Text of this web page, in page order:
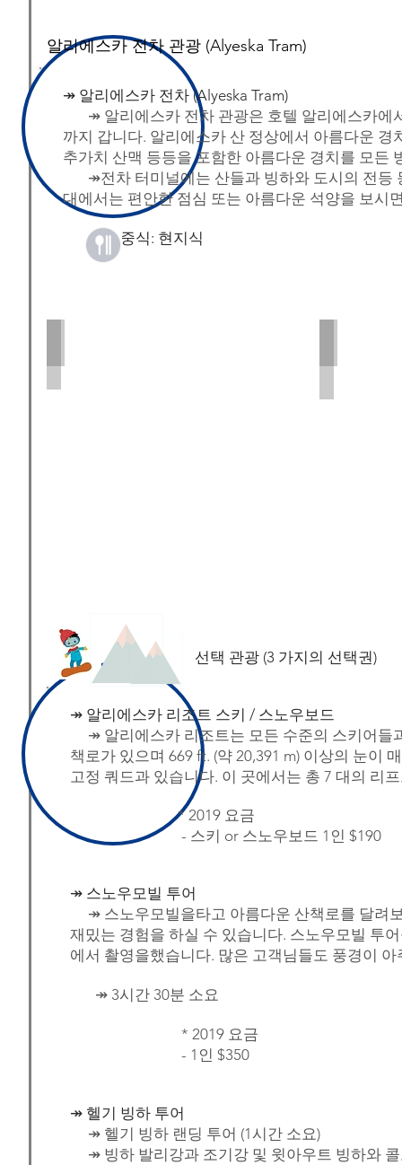
​알리에스카 전차 관광 (Alyeska Tram)
↠ 알리에스카 전차 (Alyeska Tram)
↠ 알리에스카 전차 관광은 호텔 알리에스카에
까지 갑니다. 알리에스카 산 정상에서 아름다운
추가치 산맥 등등을 포함한 아름다운 경치를 모든
↠전차 터미널에는 산들과 빙하와 도시의 전등
대에서는 편안한 점심 또는 아름다운 석양을 보시
​ 중식: 현지식
선택 관광 (3 가지의 선택권)
↠ 알리에스카 리조트 스키 / 스노우보드
↠ 알리에스카 리조트는 모든 수준의 스키어들
책로가 있으며 669 ft. (약 20,391 m) 이상의 눈이
고정 쿼드과 있습니다. 이 곳에서는 총 7 대의 리
* 2019 요금
- 스키 or 스노우보드 1인 $190
↠ 스노우모빌 투어
↠ 스노우모빌을타고 아름다운 산책로를 달려
재밌는 경험을 하실 수 있습니다. 스노우모빌 투
에서 촬영을했습니다. 많은 고객님들도 풍경이
↠ 3시간 30분 소요
* 2019 요금
- 1인 $350
↠ 헬기 빙하 투어
↠ 헬기 빙하 랜딩 투어 (1시간 소요)
↠ 빙하 발리강과 조기강 및 윗아우트 빙하와